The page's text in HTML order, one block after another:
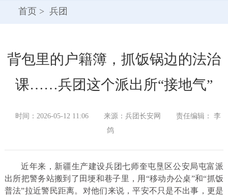
首页 > 兵团
背包里的户籍簿，抓饭锅边的法治
课……兵团这个派出所“接地气”
时间：2026-05-12 11:06 来源：兵团长安网
责任编辑： 李
鸽
近年来，新疆生产建设兵团七师奎屯垦区公安局屯富派
出所把警务站搬到了田埂和巷子里，用“移动办公桌”和“抓饭
普法”拉近警民距离。对他们来说，平安不只是不出事，更是